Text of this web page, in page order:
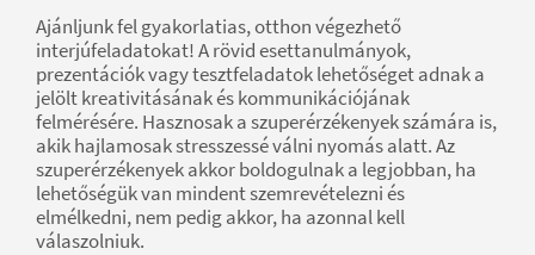
Ajánljunk fel gyakorlatias, otthon végezhető
interjúfeladatokat! A rövid esettanulmányok,
prezentációk vagy tesztfeladatok lehetőséget adnak a
jelölt kreativitásának és kommunikációjának
felmérésére. Hasznosak a szuperérzékenyek számára is,
akik hajlamosak stresszessé válni nyomás alatt. Az
szuperérzékenyek akkor boldogulnak a legjobban, ha
lehetőségük van mindent szemrevételezni és
elmélkedni, nem pedig akkor, ha azonnal kell
válaszolniuk.